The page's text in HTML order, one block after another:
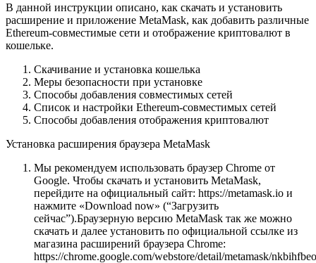
В данной инструкции описано, как скачать и установить
расширение и приложение MetaMask, как добавить различные
Ethereum-совместимые сети и отображение криптовалют в
кошельке.
Скачивание и установка кошелька
Меры безопасности при установке
Способы добавления совместимых сетей
Список и настройки Ethereum-совместимых сетей
Способы добавления отображения криптовалют
Установка расширения браузера MetaMask
Мы рекомендуем использовать браузер Chrome от
Google. Чтобы скачать и установить MetaMask,
перейдите на официальный сайт: https://metamask.io и
нажмите «Download now» (“Загрузить
сейчас”).Браузерную версию MetaMask так же можно
скачать и далее установить по официальной ссылке из
магазина расширений браузера Chrome:
https://chrome.google.com/webstore/detail/metamask/